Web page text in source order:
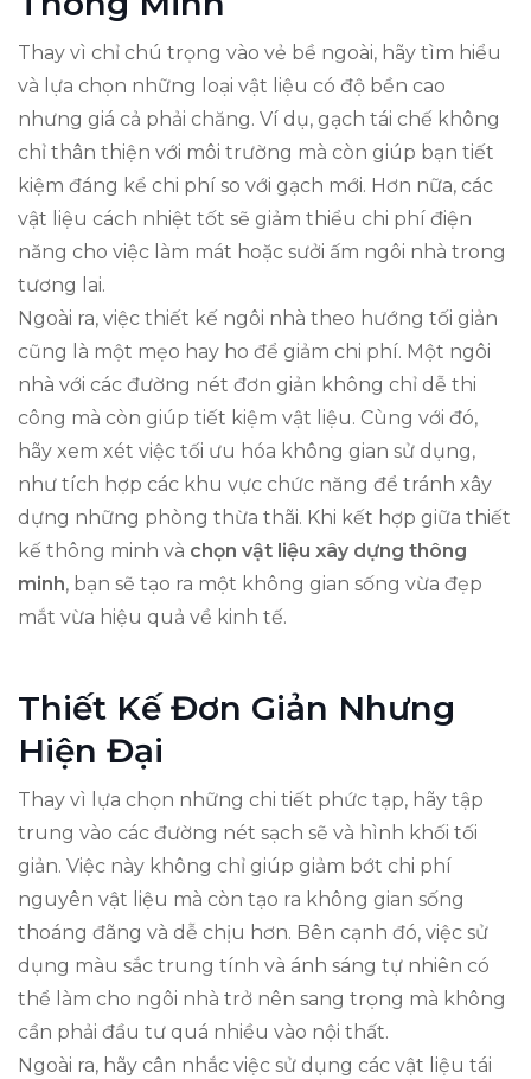
Thay vì chỉ chú trọng vào vẻ bề ngoài, hãy tìm hiểu
và lựa chọn những loại vật liệu có độ bền cao
nhưng giá cả phải chăng. Ví dụ, gạch tái chế không
chỉ thân thiện với môi trường mà còn giúp bạn tiết
kiệm đáng kể chi phí so với gạch mới. Hơn nữa, các
vật liệu cách nhiệt tốt sẽ giảm thiểu chi phí điện
năng cho việc làm mát hoặc sưởi ấm ngôi nhà trong
tương lai.
Ngoài ra, việc thiết kế ngôi nhà theo hướng tối giản
cũng là một mẹo hay ho để giảm chi phí. Một ngôi
nhà với các đường nét đơn giản không chỉ dễ thi
công mà còn giúp tiết kiệm vật liệu. Cùng với đó,
hãy xem xét việc tối ưu hóa không gian sử dụng,
như tích hợp các khu vực chức năng để tránh xây
dựng những phòng thừa thãi. Khi kết hợp giữa thiết
kế thông minh và chọn vật liệu xây dựng thông
minh, bạn sẽ tạo ra một không gian sống vừa đẹp
mắt vừa hiệu quả về kinh tế.
Thiết Kế Đơn Giản Nhưng
Hiện Đại
Thay vì lựa chọn những chi tiết phức tạp, hãy tập
trung vào các đường nét sạch sẽ và hình khối tối
giản. Việc này không chỉ giúp giảm bớt chi phí
nguyên vật liệu mà còn tạo ra không gian sống
thoáng đãng và dễ chịu hơn. Bên cạnh đó, việc sử
dụng màu sắc trung tính và ánh sáng tự nhiên có
thể làm cho ngôi nhà trở nên sang trọng mà không
cần phải đầu tư quá nhiều vào nội thất.
Ngoài ra, hãy cân nhắc việc sử dụng các vật liệu tái